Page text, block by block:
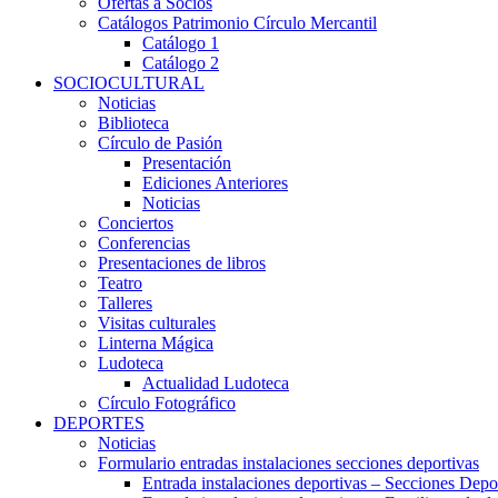
Catálogos Patrimonio Círculo Mercantil
Catálogo 1
Catálogo 2
SOCIOCULTURAL
Noticias
Biblioteca
Círculo de Pasión
Presentación
Ediciones Anteriores
Noticias
Conciertos
Conferencias
Presentaciones de libros
Teatro
Talleres
Visitas culturales
Linterna Mágica
Ludoteca
Actualidad Ludoteca
Círculo Fotográfico
DEPORTES
Noticias
Formulario entradas instalaciones secciones deportivas
Entrada instalaciones deportivas – Secciones